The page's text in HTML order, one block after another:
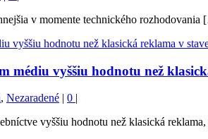
v momente technického
médiu vyššiu hodnotu než
, Nezaradené | 0 |
vyššiu hodnotu než klasická